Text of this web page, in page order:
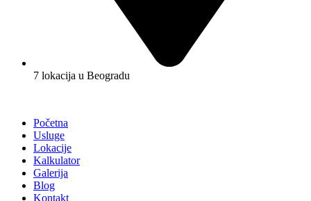
7 lokacija u Beogradu
Početna
Usluge
Lokacije
Kalkulator
Galerija
Blog
Kontakt